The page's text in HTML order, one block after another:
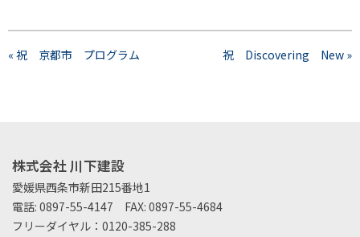
« 祝 京都市 プログラム 祝 Discovering New »
株式会社 川下建設
愛媛県西条市新田215番地1
電話: 0897-55-4147 FAX: 0897-55-4684
フリーダイヤル： 0120-385-288